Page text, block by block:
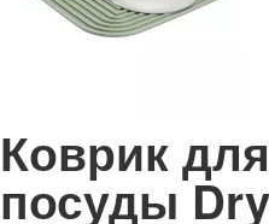
Коврик
посуды